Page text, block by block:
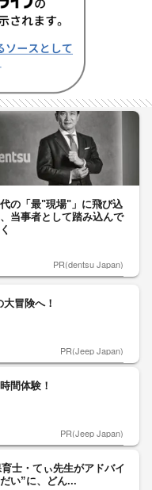
の「最"現場"」に飛び込
当事者として踏み込んで
PR(dentsu Japan)
冒険へ！
PR(Jeep Japan)
間体験！
PR(Jeep Japan)
士・てぃ先生がアドバイ
い”に、どん...